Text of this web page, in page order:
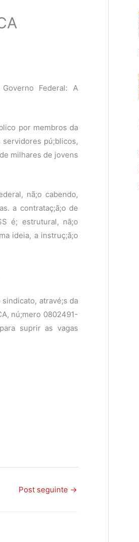
Federal: A
por membros da
servidores pú;blicos,
milhares de jovens
nã;o cabendo,
a contrataç;ã;o de
é; estrutural, nã;o
ideia, a instruç;ã;o
sindicato, atravé;s da
nú;mero 0802491-
suprir as vagas
Post seguinte →